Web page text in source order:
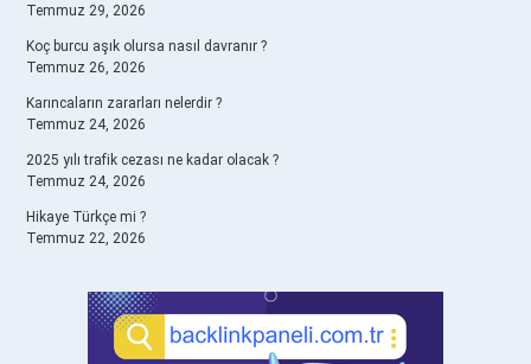
Temmuz 29, 2026
Koç burcu aşık olursa nasıl davranır ?
Temmuz 26, 2026
Karıncaların zararları nelerdir ?
Temmuz 24, 2026
2025 yılı trafik cezası ne kadar olacak ?
Temmuz 24, 2026
Hikaye Türkçe mi ?
Temmuz 22, 2026